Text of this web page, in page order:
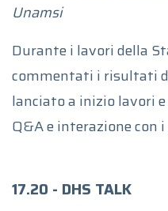
Unamsi
Durante i lavori della
commentati i risultati
lanciato a inizio lavori
Q&A e interazione con
17.20 - DHS TALK